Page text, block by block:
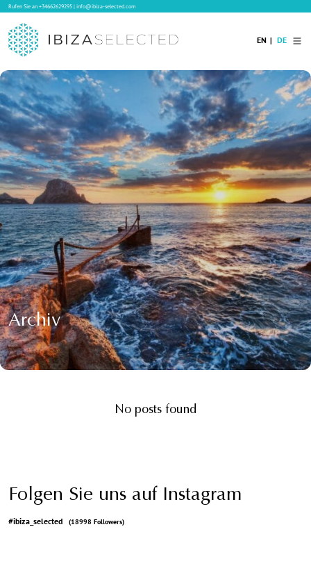
Rufen Sie an+34662629295|info@ibiza-selected.com
Home
Ibiza Villas
Langzeitvermietung auf Ibiza
Hotels
Verkauf
Blog
Services
Kontakt
EN DE
Archiv
No posts found
Folgen Sie uns auf Instagram
#ibiza_selected (18998 Followers)